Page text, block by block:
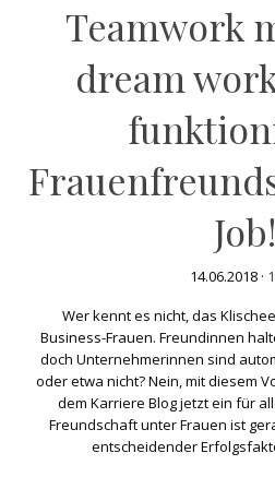
Teamwork
dream
Job!
14.06.2018 ·
Wer kennt es nicht, das
Business-Frauen. Freundinnen
doch Unternehmerinnen sind
oder etwa nicht? Nein, mit diesem
dem Karriere Blog jetzt ein für
Freundschaft unter Frauen ist
entscheidender